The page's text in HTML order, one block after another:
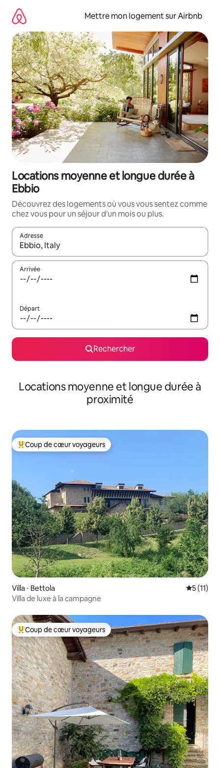
directement
contenu
Mettre mon logement sur Airbnb
Locations moyenne et longue durée à
Ebbio
Découvrez des logements où vous vous sentez comme
chez vous pour un séjour d'un mois ou plus.
Adresse
Lorsque les résultats s'affichent, utilisez les flèches vers le
Arrivée
Départ
Rechercher
Locations moyenne et longue durée à
proximité
Coups de cœur voyageurs les plus appréciés
Coup de cœur voyageurs
Villa ⋅ Bettola
5 (11)
Villa de luxe à la campagne
Coups de cœur voyageurs les plus appréciés
Coup de cœur voyageurs